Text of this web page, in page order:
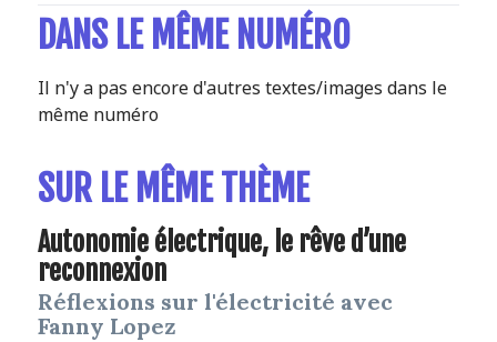
DANS LE MÊME NUMÉRO
Il n'y a pas encore d'autres textes/images dans le
même numéro
SUR LE MÊME THÈME
Autonomie électrique, le rêve d’une
reconnexion
Réflexions sur l'électricité avec
Fanny Lopez